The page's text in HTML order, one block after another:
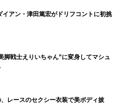
イアン・津田篤宏がドリフコントに初挑
脚戦士えりいちゃん”に変身してマシュ
レースのセクシー衣装で美ボディ披